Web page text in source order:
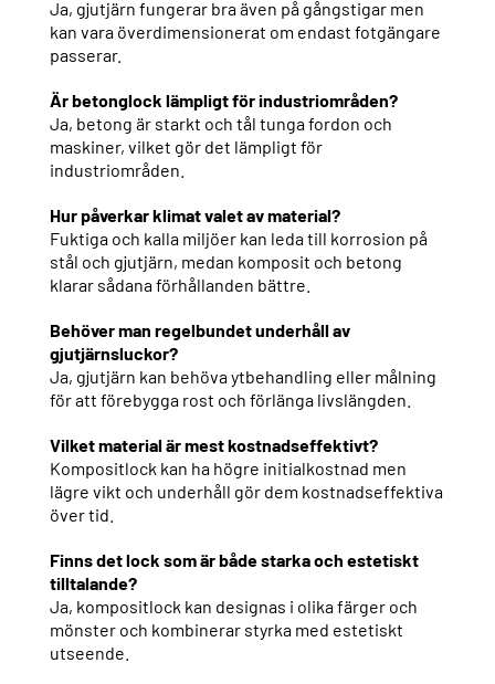
Ja, gjutjärn fungerar bra även på gångstigar men
kan vara överdimensionerat om endast fotgängare
passerar.
Är betonglock lämpligt för industriområden?
Ja, betong är starkt och tål tunga fordon och
maskiner, vilket gör det lämpligt för
industriområden.
Hur påverkar klimat valet av material?
Fuktiga och kalla miljöer kan leda till korrosion på
stål och gjutjärn, medan komposit och betong
klarar sådana förhållanden bättre.
Behöver man regelbundet underhåll av
gjutjärnsluckor?
Ja, gjutjärn kan behöva ytbehandling eller målning
för att förebygga rost och förlänga livslängden.
Vilket material är mest kostnadseffektivt?
Kompositlock kan ha högre initialkostnad men
lägre vikt och underhåll gör dem kostnadseffektiva
över tid.
Finns det lock som är både starka och estetiskt
tilltalande?
Ja, kompositlock kan designas i olika färger och
mönster och kombinerar styrka med estetiskt
utseende.